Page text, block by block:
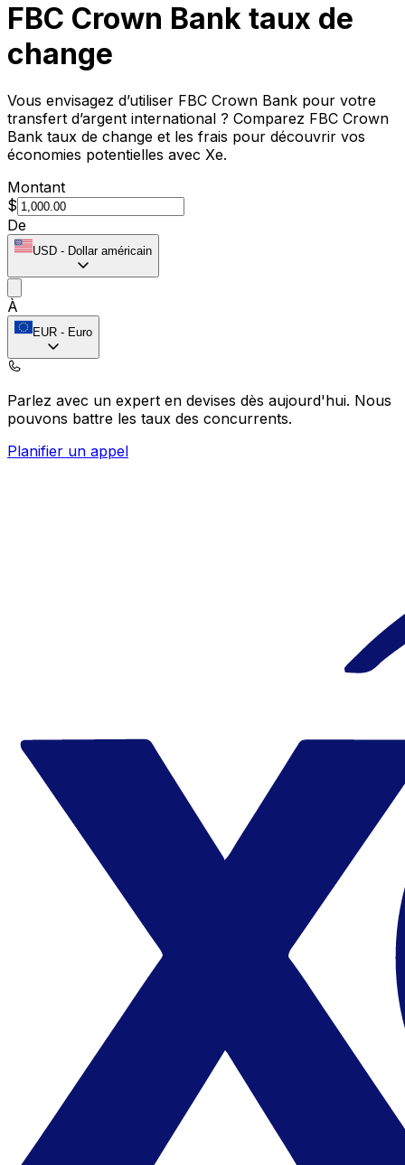
FBC Crown Bank taux de
change
Vous envisagez d’utiliser FBC Crown Bank pour votre
transfert d’argent international ? Comparez FBC Crown
Bank taux de change et les frais pour découvrir vos
économies potentielles avec Xe.
Montant
$
De
USD - Dollar américain
À
EUR - Euro
Parlez avec un expert en devises dès aujourd'hui. Nous
pouvons battre les taux des concurrents.
Planifier un appel